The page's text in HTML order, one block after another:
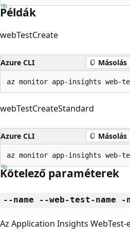
Példák
webTestCreate
Azure CLI Másolás
az monitor app-insights web-
webTestCreateStandard
Azure CLI Másolás
az monitor app-insights web-
Kötelező paraméterek
--name --web-test-name -
Az Application Insights